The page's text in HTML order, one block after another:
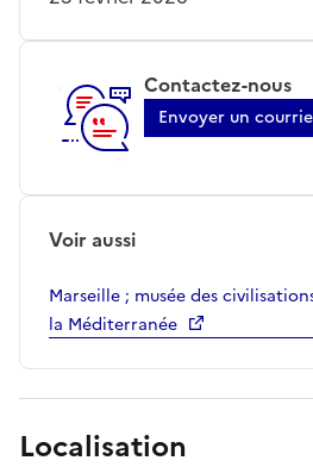
Contactez-nous
Envoyer un
Voir aussi
Marseille ; musée des
la Méditerranée
Localisation